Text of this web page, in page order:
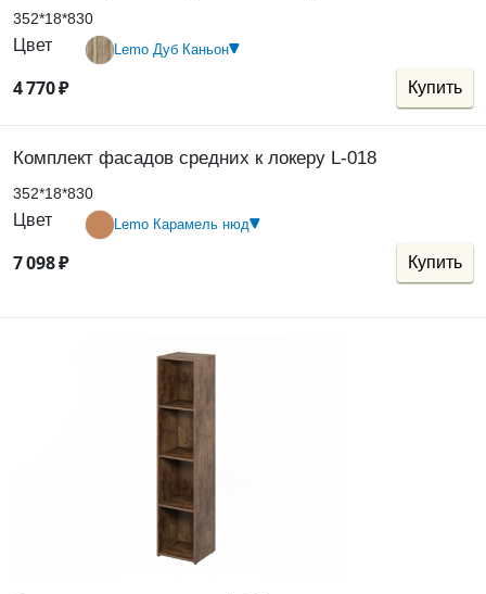
352*18*830
Цвет Lemo Дуб Каньон
4770₽ Купить
Комплект фасадов средних к локеру L-018
352*18*830
Цвет Lemo Карамель нюд
7098₽ Купить